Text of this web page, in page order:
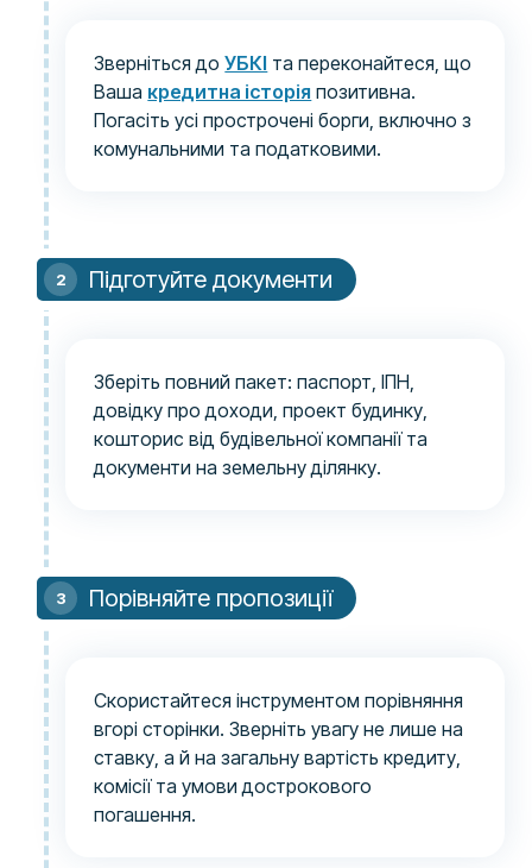
Зверніться доУБКІ та переконайтеся, що
Ваша кредитна історія позитивна.
Погасіть усі прострочені борги, включно з
комунальними та податковими.
Підготуйте документи
Зберіть повний пакет: паспорт, ІПН,
довідку про доходи, проект будинку,
кошторис від будівельної компанії та
документи на земельну ділянку.
Порівняйте пропозиції
Скористайтеся інструментом порівняння
вгорі сторінки. Зверніть увагу не лише на
ставку, а й на загальну вартість кредиту,
комісії та умови дострокового
погашення.